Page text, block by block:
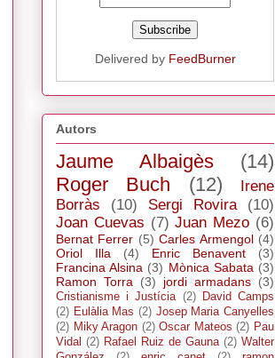
Delivered by FeedBurner
Autors
Jaume Albaigès
(14)
Roger Buch
(12)
Irene
Borràs
(10) Sergi Rovira
(10)
Joan Cuevas (7) Juan Mezo (6)
Bernat Ferrer (5) Carles Armengol (4)
Oriol Illa
(4) Enric Benavent
(3)
Francina Alsina (3) Mònica Sabata (3)
Ramon Torra
(3) jordi armadans (3)
Cristianisme i Justícia (2)
David Camps
(2) Eulàlia Mas (2) Josep Maria Canyelles
(2) Miky Aragon (2) Oscar Mateos (2) Pau
Vidal (2) Rafael Ruiz de Gauna (2) Walter